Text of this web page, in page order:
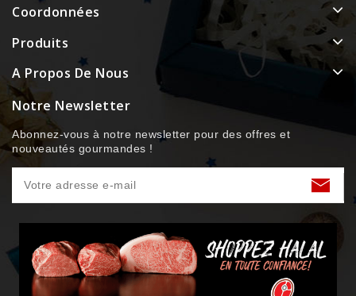
Coordonnées
Produits
A Propos De Nous
Notre Newsletter
Abonnez-vous à notre newsletter pour des offres et
nouveautés gourmandes !